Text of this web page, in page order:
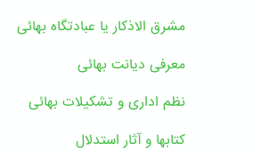
مشرق الاذکار یا عبادتگاه بهائی
معرفی دیانت بهائی
نظم اداری و تشکیلات بهائی
کتابها و آثار استدلال